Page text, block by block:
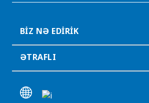
BIZ NƏ EDIRIK
ƏTRAFLI